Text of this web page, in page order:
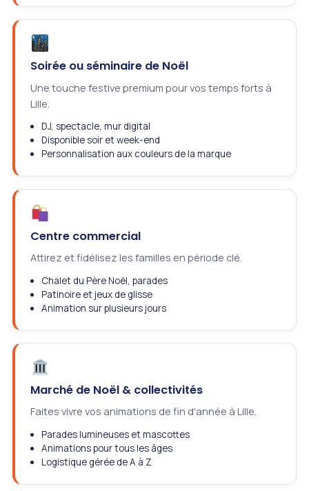
Soirée ou séminaire de Noël
Une touche festive premium pour vos temps forts à
Lille.
DJ, spectacle, mur digital
Disponible soir et week-end
Personnalisation aux couleurs de la marque
Centre commercial
Attirez et fidélisez les familles en période clé.
Chalet du Père Noël, parades
Patinoire et jeux de glisse
Animation sur plusieurs jours
Marché de Noël & collectivités
Faites vivre vos animations de fin d'année à Lille.
Parades lumineuses et mascottes
Animations pour tous les âges
Logistique gérée de A à Z